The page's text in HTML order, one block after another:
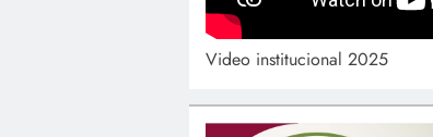
Video institucional 2025